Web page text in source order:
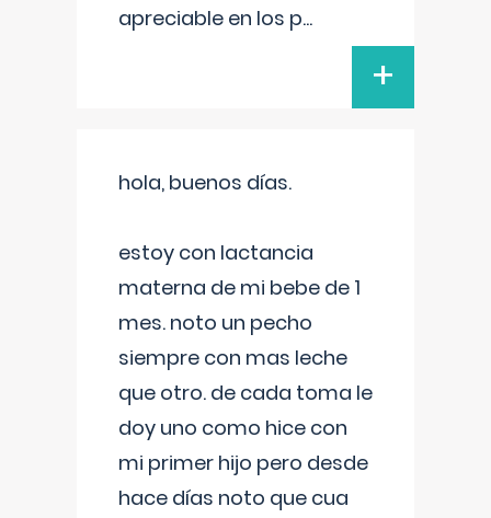
apreciable en los p...
+
hola, buenos días.
estoy con lactancia
materna de mi bebe de 1
mes. noto un pecho
siempre con mas leche
que otro. de cada toma le
doy uno como hice con
mi primer hijo pero desde
hace días noto que cua